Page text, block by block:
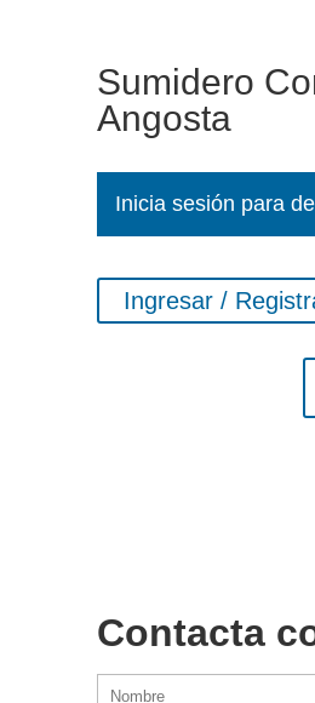
Sumidero
Angosta
Inicia sesión para
Ingresar /
Contacta